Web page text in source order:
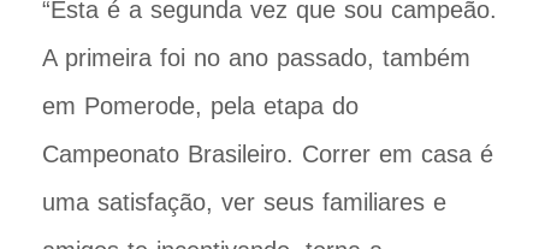
“Esta é a segunda vez que sou campeão.
A primeira foi no ano passado, também
em Pomerode, pela etapa do
Campeonato Brasileiro. Correr em casa é
uma satisfação, ver seus familiares e